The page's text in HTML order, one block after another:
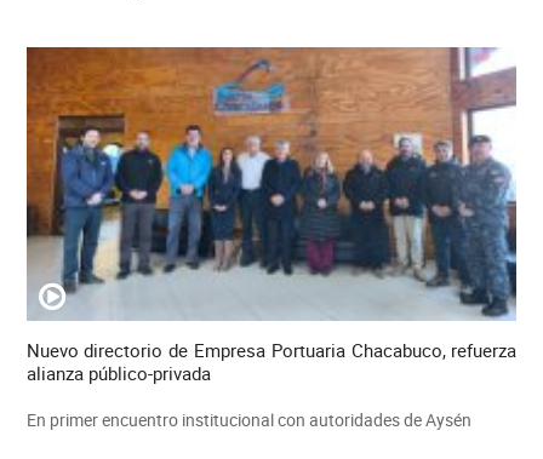
Nuevo directorio de Empresa Portuaria Chacabuco, refuerza
alianza público-privada
En primer encuentro institucional con autoridades de Aysén